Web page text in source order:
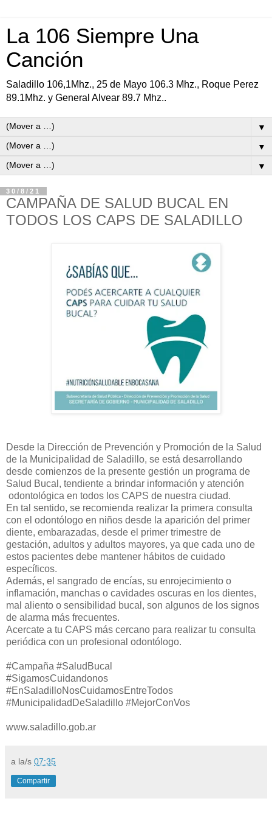
La 106 Siempre Una
Canción
Saladillo 106,1Mhz., 25 de Mayo 106.3 Mhz., Roque Perez
89.1Mhz. y General Alvear 89.7 Mhz..
▼
▼
▼
30/8/21
CAMPAÑA DE SALUD BUCAL EN
TODOS LOS CAPS DE SALADILLO
Desde la Dirección de Prevención y Promoción de la Salud
de la Municipalidad de Saladillo, se está desarrollando
desde comienzos de la presente gestión un programa de
Salud Bucal, tendiente a brindar información y atención
odontológica en todos los CAPS de nuestra ciudad.
En tal sentido, se recomienda realizar la primera consulta
con el odontólogo en niños desde la aparición del primer
diente, embarazadas, desde el primer trimestre de
gestación, adultos y adultos mayores, ya que cada uno de
estos pacientes debe mantener hábitos de cuidado
específicos.
Además, el sangrado de encías, su enrojecimiento o
inflamación, manchas o cavidades oscuras en los dientes,
mal aliento o sensibilidad bucal, son algunos de los signos
de alarma más frecuentes.
Acercate a tu CAPS más cercano para realizar tu consulta
periódica con un profesional odontólogo.
#Campaña #SaludBucal
#SigamosCuidandonos
#EnSaladilloNosCuidamosEntreTodos
#MunicipalidadDeSaladillo #MejorConVos
www.saladillo.gob.ar
a la/s 07:35
Compartir